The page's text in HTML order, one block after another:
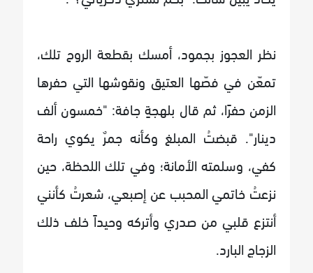
نظر العجوز بجمود، أمسك بقطعة الروح تلك،
تمعّن في فصّها العتيق ونقوشها التي حفرها
الزمن حفرًا، ثم قال بلهجةٍ جافة: "خمسون ألف
دينار". قبضتُ المبلغ وكأنه جمرٌ يكوي راحة
كفي، وسلمته الأمانة؛ وفي تلك اللحظة، حين
نزعتُ خاتمي المحبب عن إصبعي، شعرتُ كأنني
أنتزع قلبي من صدري وأتركه وحيداً خلف ذلك
الزجاج البارد.